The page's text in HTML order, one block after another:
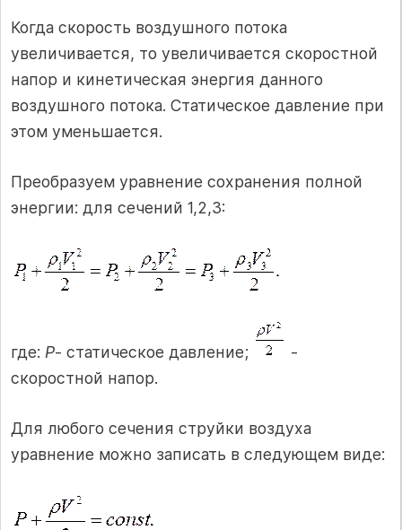
Когда скорость воздушного потока
увеличивается, то увеличивается скоростной
напор и кинетическая энергия данного
воздушного потока. Статическое давление при
этом уменьшается.
Преобразуем уравнение сохранения полной
энергии: для сечений 1,2,3:
где: P- статическое давление;
-
скоростной напор.
Для любого сечения струйки воздуха
уравнение можно записать в следующем виде: